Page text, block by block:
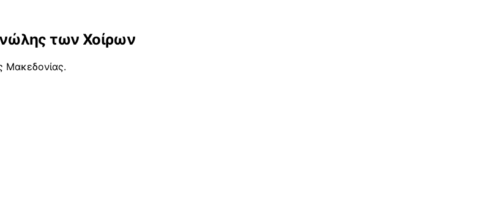
των Χοίρων
Μακεδονίας.